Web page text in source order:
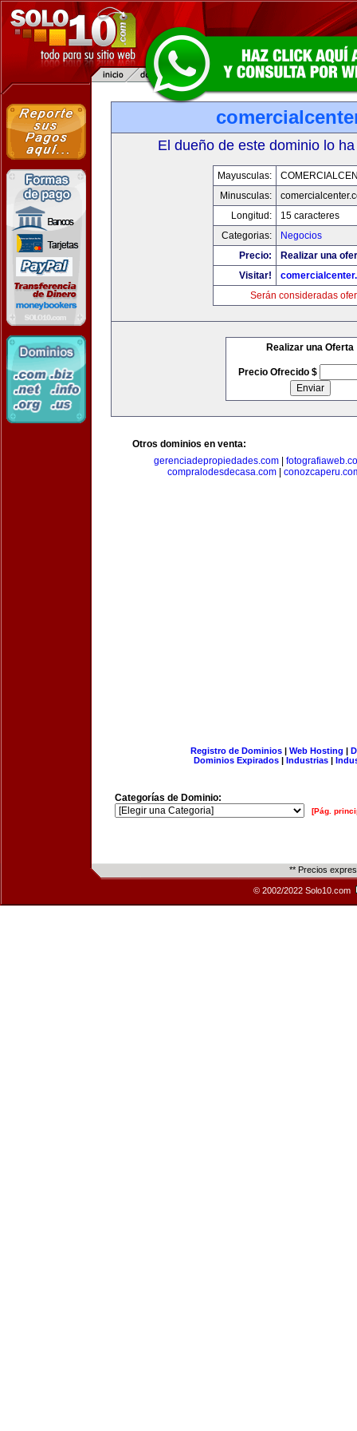
El dueño de este dominio lo
Mayusculas:
Minusculas:
Longitud:
15 caracteres
Categorias:
Negocios
Precio:
Realizar una
Visitar!
Serán consideradas
Realizar una Oferta
Precio Ofrecido $
Otros dominios en venta:
gerenciadepropiedades.com|
compralodesdecasa.com
Registro de Dominios| Web Hosting |
Dominios Expirados | Industrias |
Categorías de Dominio:
[Pág.
** Precios
© 2002/2022 Solo10.com